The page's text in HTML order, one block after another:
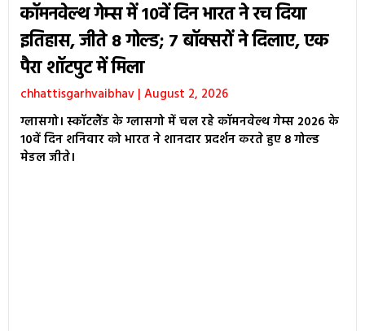
कॉमनवेल्थ गेम्स में 10वें दिन भारत ने रच दिया
इतिहास, जीते 8 गोल्ड; 7 बॉक्सरों ने दिलाए, एक
पैरा शॉटपुट में मिला
chhattisgarhvaibhav August 2, 2026
ग्लासगो। स्कॉटलैंड के ग्लासगो में चल रहे कॉमनवेल्थ गेम्स 2026 के
10वें दिन शनिवार को भारत ने शानदार प्रदर्शन करते हुए 8 गोल्ड
मेडल जीते।